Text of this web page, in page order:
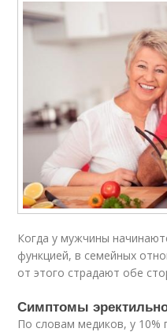
Когда у мужчины
функцией, в семейных
от этого страдают обе
Симптомы
По словам медиков, у 10%